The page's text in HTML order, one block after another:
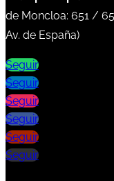
de Moncloa: 651 /
Av. de España)
Seguir
Seguir
Seguir
Seguir
Seguir
Seguir